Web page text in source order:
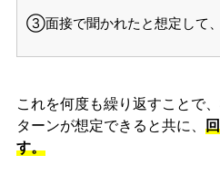
③面接で聞かれたと想定して
これを何度も繰り返すことで
ターンが想定できると共に、
す。